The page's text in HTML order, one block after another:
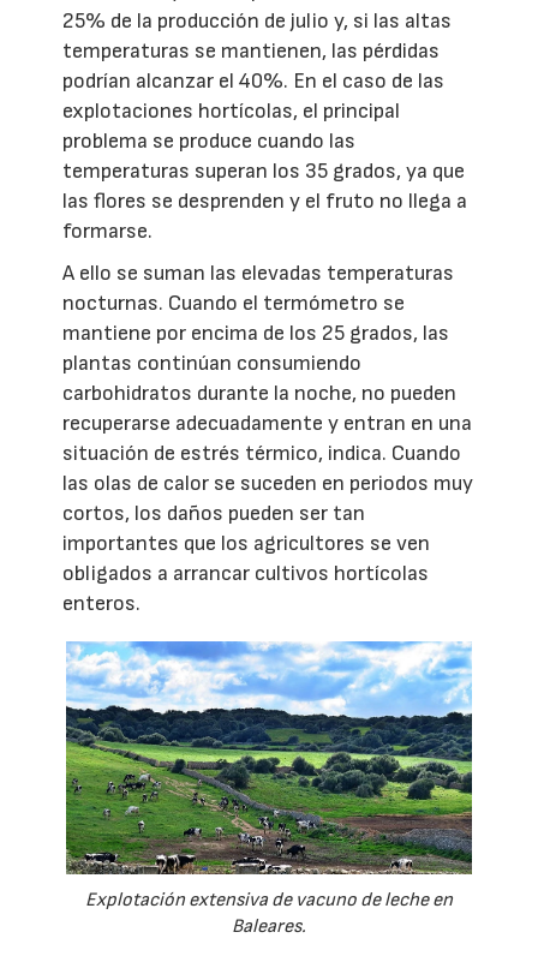
25% de la producción de julio y, si las altas
temperaturas se mantienen, las pérdidas
podrían alcanzar el 40%. En el caso de las
explotaciones hortícolas, el principal
problema se produce cuando las
temperaturas superan los 35 grados, ya que
las flores se desprenden y el fruto no llega a
formarse.
A ello se suman las elevadas temperaturas
nocturnas. Cuando el termómetro se
mantiene por encima de los 25 grados, las
plantas continúan consumiendo
carbohidratos durante la noche, no pueden
recuperarse adecuadamente y entran en una
situación de estrés térmico, indica. Cuando
las olas de calor se suceden en periodos muy
cortos, los daños pueden ser tan
importantes que los agricultores se ven
obligados a arrancar cultivos hortícolas
enteros.
Explotación extensiva de vacuno de leche en
Baleares.